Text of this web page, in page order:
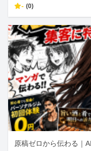
- (0)
原稿ゼロから伝わる｜